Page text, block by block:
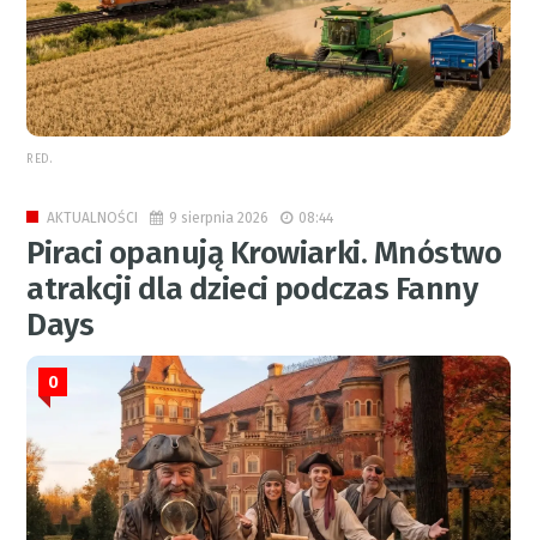
RED.
AKTUALNOŚCI 9 sierpnia 2026 08:44
Piraci opanują Krowiarki. Mnóstwo
atrakcji dla dzieci podczas Fanny
Days
0